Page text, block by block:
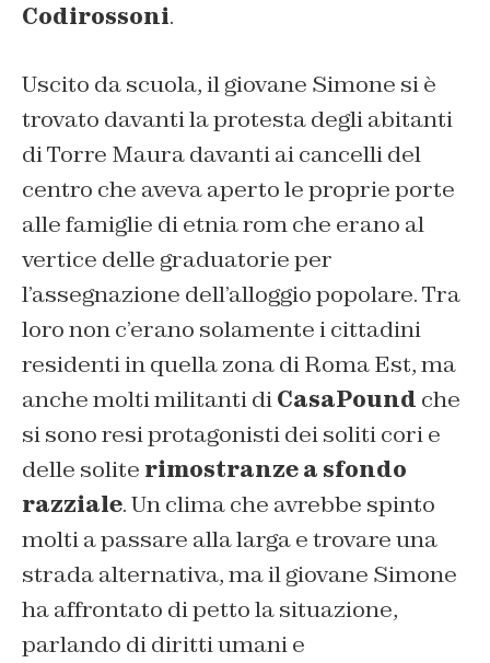
Codirossoni.
Uscito da scuola, il giovane Simone si è
trovato davanti la protesta degli abitanti
di Torre Maura davanti ai cancelli del
centro che aveva aperto le proprie porte
alle famiglie di etnia rom che erano al
vertice delle graduatorie per
l’assegnazione dell’alloggio popolare. Tra
loro non c’erano solamente i cittadini
residenti in quella zona di Roma Est, ma
anche molti militanti diCasaPound che
si sono resi protagonisti dei soliti cori e
delle solite rimostranze a sfondo
razziale. Un clima che avrebbe spinto
molti a passare alla larga e trovare una
strada alternativa, ma il giovane Simone
ha affrontato di petto la situazione,
parlando di diritti umani e